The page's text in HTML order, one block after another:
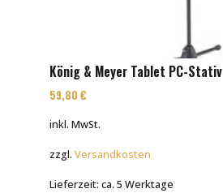
König & Meyer Tablet PC-Stativ
59,80 €
inkl. MwSt.
zzgl. Versandkosten
Lieferzeit: ca. 5 Werktage